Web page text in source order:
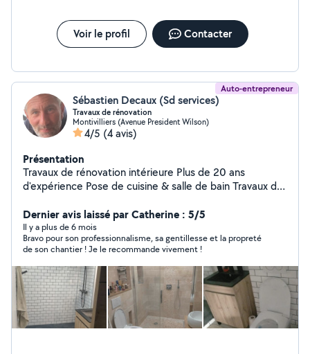
Voir le profil Contacter
Auto-entrepreneur
Sébastien Decaux (Sd services)
Travaux de rénovation
Montivilliers (Avenue President Wilson)
4/5 (4 avis)
Présentation
Travaux de rénovation intérieure Plus de 20 ans
d'expérience Pose de cuisine & salle de bain Travaux de
stratifié) Travail sérieux et soigné Intervention rapide et
personnalisée N'hésitez pas à me contacter pour un
devis gratuit !
Dernier avis laissé par Catherine : 5/5
Il y a plus de 6 mois
Bravo pour son professionnalisme, sa gentillesse et la propreté
de son chantier ! Je le recommande vivement !